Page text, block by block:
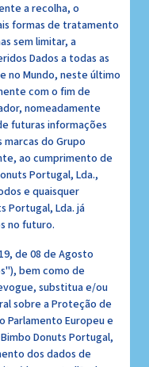
a recolha, o
formas de tratamento
sem limitar, a
Dados a todas as
no Mundo, neste último
com o fim de
nomeadamente
futuras informações
do Grupo
ao cumprimento de
Portugal, Lda.,
e quaisquer
Portugal, Lda. já
no futuro.
de 08 de Agosto
bem como de
substitua e/ou
sobre a Proteção de
Parlamento Europeu e
Donuts Portugal,
dos dados de